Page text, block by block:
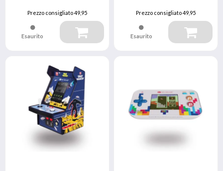
Prezzo consigliato49,95
Esaurito
Prezzo consigliato49,95
Esaurito